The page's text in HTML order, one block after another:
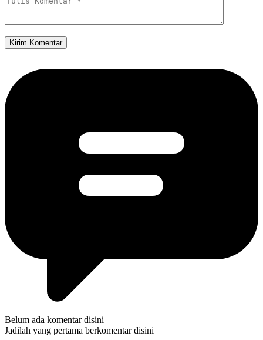
Belum ada komentar disini
Jadilah yang pertama berkomentar disini